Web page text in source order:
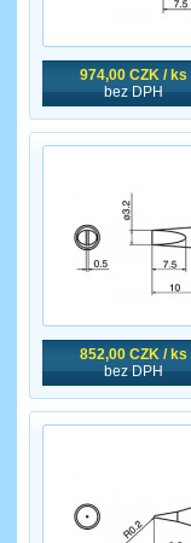
974,00 CZK / ks
bez DPH
852,00 CZK / ks
bez DPH